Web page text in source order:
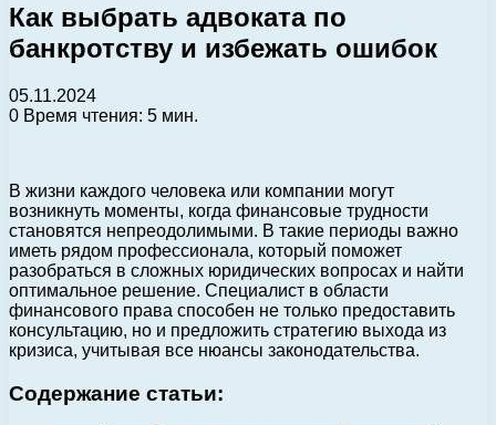
Как выбрать адвоката по
банкротству и избежать ошибок
05.11.2024
0 Время чтения: 5 мин.
В жизни каждого человека или компании могут
возникнуть моменты, когда финансовые трудности
становятся непреодолимыми. В такие периоды важно
иметь рядом профессионала, который поможет
разобраться в сложных юридических вопросах и найти
оптимальное решение. Специалист в области
финансового права способен не только предоставить
консультацию, но и предложить стратегию выхода из
кризиса, учитывая все нюансы законодательства.
Содержание статьи: